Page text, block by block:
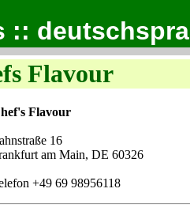
::
Flavour
Flavour
16
am Main, DE 60326
+49 69 98956118